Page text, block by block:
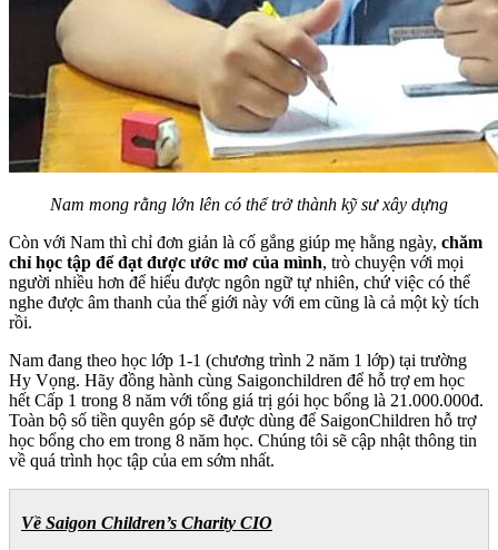
Nam mong rằng lớn lên có thể trở thành kỹ sư xây dựng
Còn với Nam thì chỉ đơn giản là cố gắng giúp mẹ hằng ngày, chăm
chỉ học tập để đạt được ước mơ của mình, trò chuyện với mọi
người nhiều hơn để hiểu được ngôn ngữ tự nhiên, chứ việc có thể
nghe được âm thanh của thế giới này với em cũng là cả một kỳ tích
rồi.
Nam đang theo học lớp 1-1 (chương trình 2 năm 1 lớp) tại trường
Hy Vọng. Hãy đồng hành cùng Saigonchildren để hỗ trợ em học
hết Cấp 1 trong 8 năm với tổng giá trị gói học bổng là 21.000.000đ.
Toàn bộ số tiền quyên góp sẽ được dùng để SaigonChildren hỗ trợ
học bổng cho em trong 8 năm học. Chúng tôi sẽ cập nhật thông tin
về quá trình học tập của em sớm nhất.
Về Saigon Children’s Charity CIO